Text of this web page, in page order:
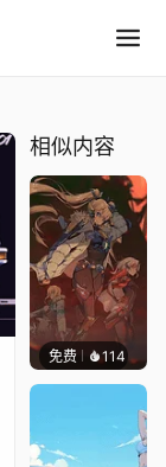
相似内容
免费 114Nesu